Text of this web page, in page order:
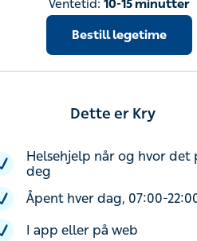
Bestill legetime
Dette er Kry
Helsehjelp når og hvor det
Åpent hver dag, 07:00-22:00
I app eller på web